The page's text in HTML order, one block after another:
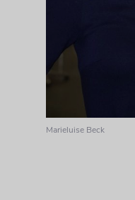
Marieluise Beck